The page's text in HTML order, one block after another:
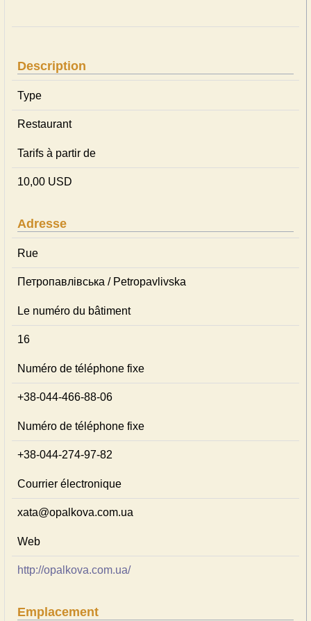
Description
Type
Restaurant
Tarifs à partir de
10,00 USD
Adresse
Rue
Петропавлівська / Petropavlivska
Le numéro du bâtiment
16
Numéro de téléphone fixe
+38-044-466-88-06
Numéro de téléphone fixe
+38-044-274-97-82
Courrier électronique
xata@opalkova.com.ua
Web
http://opalkova.com.ua/
Emplacement